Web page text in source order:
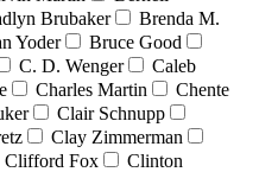
Brubaker
Brenda M.
Yoder
Bruce Good
C. D. Wenger
Caleb
Charles Martin
Chente
Clair Schnupp
Clay Zimmerman
Clifford Fox
Clinton